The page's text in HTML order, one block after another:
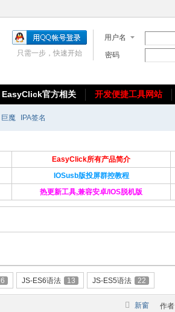
用户名
密码
只需一步，快速开始
EasyClick官方相关
开发便捷工具网站
巨魔 IPA签名
EasyClick所有产品简介
IOSusb版投屏群控教程
热更新工具,兼容安卓/IOS脱机版
6 JS-ES6语法 13 JS-ES5语法 22
新窗 作者